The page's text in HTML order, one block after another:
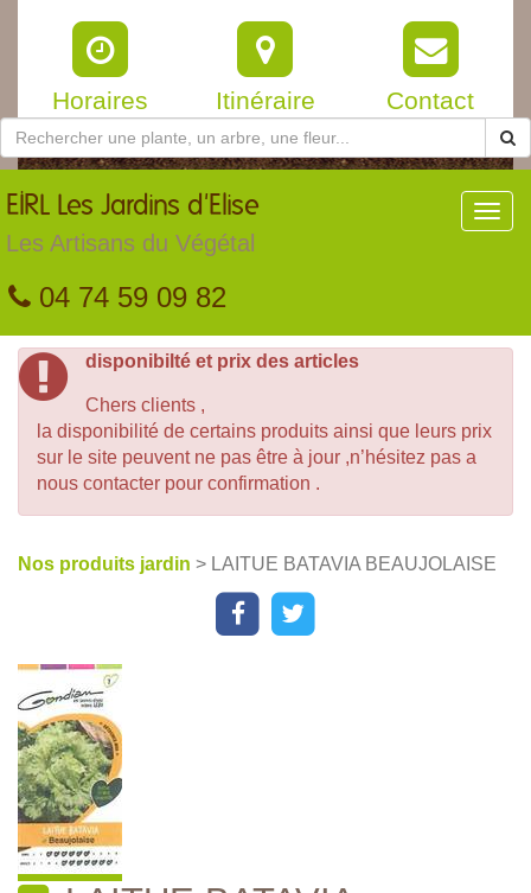
Horaires Itinéraire Contact
EIRL Les Jardins d'Elise
Les Artisans du Végétal
04 74 59 09 82
disponibilté et prix des articles
Chers clients ,
la disponibilité de certains produits ainsi que leurs prix
sur le site peuvent ne pas être à jour ,n’hésitez pas a
nous contacter pour confirmation .
Nos produits jardin > LAITUE BATAVIA BEAUJOLAISE